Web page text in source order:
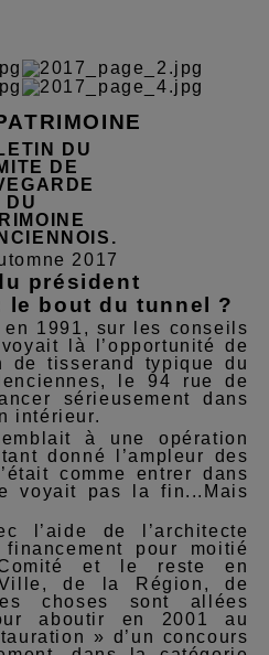
DU
DE
DU
2017
président
le bout du tunnel ?
1991, sur les conseils
là l’opportunité de
de tisserand typique du
le 94 rue de
sérieusement dans
intérieur.
à une opération
donné l’ampleur des
comme entrer dans
voyait pas la fin...Mais
l’aide de
l’architecte
pour moitié
et le reste en
de la Région, de
choses sont allées
aboutir en 2001 au
» d’un concours